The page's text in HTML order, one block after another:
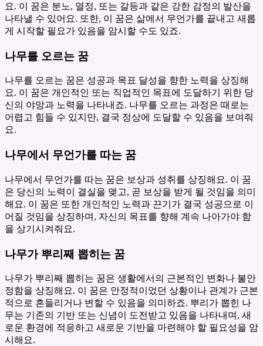
요. 이 꿈은 분노, 열정, 또는 갈등과 같은 강한 감정의 발산을
나타낼 수 있어요. 또한, 이 꿈은 삶에서 무언가를 끝내고 새롭
게 시작할 필요가 있음을 암시할 수도 있죠.
나무를 오르는 꿈
나무를 오르는 꿈은 성공과 목표 달성을 향한 노력을 상징해
요. 이 꿈은 개인적인 또는 직업적인 목표에 도달하기 위한 당
신의 야망과 노력을 나타내죠. 나무를 오르는 과정은 때로는
어렵고 힘들 수 있지만, 결국 정상에 도달할 수 있음을 보여줘
요.
나무에서 무언가를 따는 꿈
나무에서 무언가를 따는 꿈은 보상과 성취를 상징해요. 이 꿈
은 당신의 노력이 결실을 맺고, 곧 보상을 받게 될 것임을 의미
해요. 이 꿈은 또한 개인적인 노력과 끈기가 결국 성공으로 이
어질 것임을 상징하며, 자신의 목표를 향해 계속 나아가야 함
을 상기시켜줘요.
나무가 뿌리째 뽑히는 꿈
나무가 뿌리째 뽑히는 꿈은 생활에서의 근본적인 변화나 불안
정함을 상징해요. 이 꿈은 안정적이었던 상황이나 관계가 근본
적으로 흔들리거나 변할 수 있음을 의미하죠. 뿌리가 뽑힌 나
무는 기존의 기반 또는 신념이 도전받고 있음을 나타내며, 새
로운 환경에 적응하고 새로운 기반을 마련해야 할 필요성을 암
시해요.